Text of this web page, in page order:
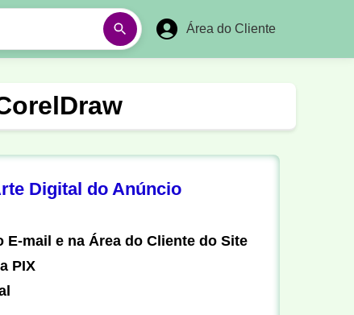
Área do Cliente
Futebol Amador Pesca
Matemática
Digital do Anúncio
E-mail e na Área do Cliente do Site
PIX